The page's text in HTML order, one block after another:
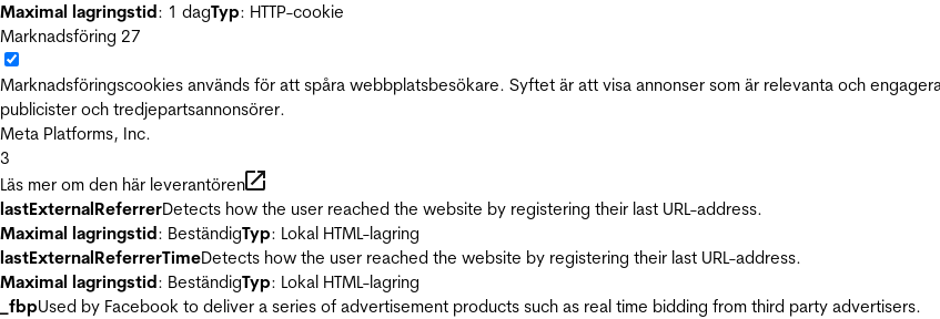
Maximal lagringstid: 1 dagTyp: HTTP-cookie
Marknadsföring 27
Marknadsföringscookies används för att spåra webbplatsbesökare. Syftet är att visa annonser som är relevanta och
publicister och tredjepartsannonsörer.
Meta Platforms, Inc.
3
Läs mer om den här leverantören
lastExternalReferrerDetects how the user reached the website by registering their last URL-address.
Maximal lagringstid: BeständigTyp: Lokal HTML-lagring
lastExternalReferrerTimeDetects how the user reached the website by registering their last URL-address.
Maximal lagringstid: BeständigTyp: Lokal HTML-lagring
_fbpUsed by Facebook to deliver a series of advertisement products such as real time bidding from third party advertisers.